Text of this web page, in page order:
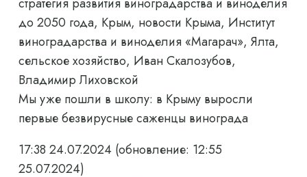
до 2050 года, Крым, новости Крыма, Институт
виноградарства и виноделия «Магарач», Ялта,
сельское хозяйство, Иван Скалозубов,
Владимир Лиховской
Мы уже пошли в школу: в Крыму выросли
первые безвирусные саженцы винограда
17:38 24.07.2024 (обновление: 12:55
25.07.2024)